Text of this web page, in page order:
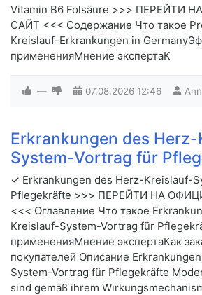
Vitamin B6 Folsäure >>> ПЕРЕЙТИ
САЙТ <<< Содержание Что такое
Kreislauf-Erkrankungen in
примененияМнение экспертаК
— 07.08.2026 12:46
Erkrankungen des
System-Vortrag für
✓ Erkrankungen des Herz-Kreislauf-
Pflegekräfte >>> ПЕРЕЙТИ НА
<<< Оглавление Что такое
Kreislauf-System-Vortrag für
примененияМнение экспертаКак
покупателей Описание
System-Vortrag für Pflegekräfte
sind gemäß ihrem